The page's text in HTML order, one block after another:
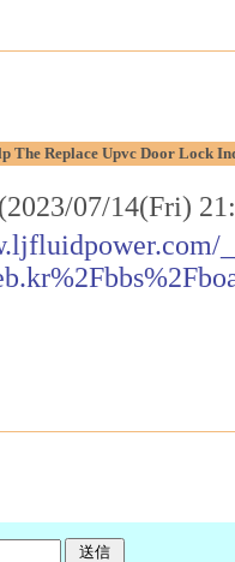
The Replace Upvc Door Lock
07/14(Fri)